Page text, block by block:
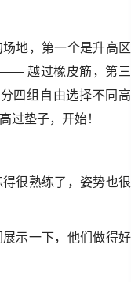
地，第一个是升高区
越过橡皮筋，第三
四组自由选择不同高
过垫子，开始！
很熟练了，姿势也很
示一下，他们做得好